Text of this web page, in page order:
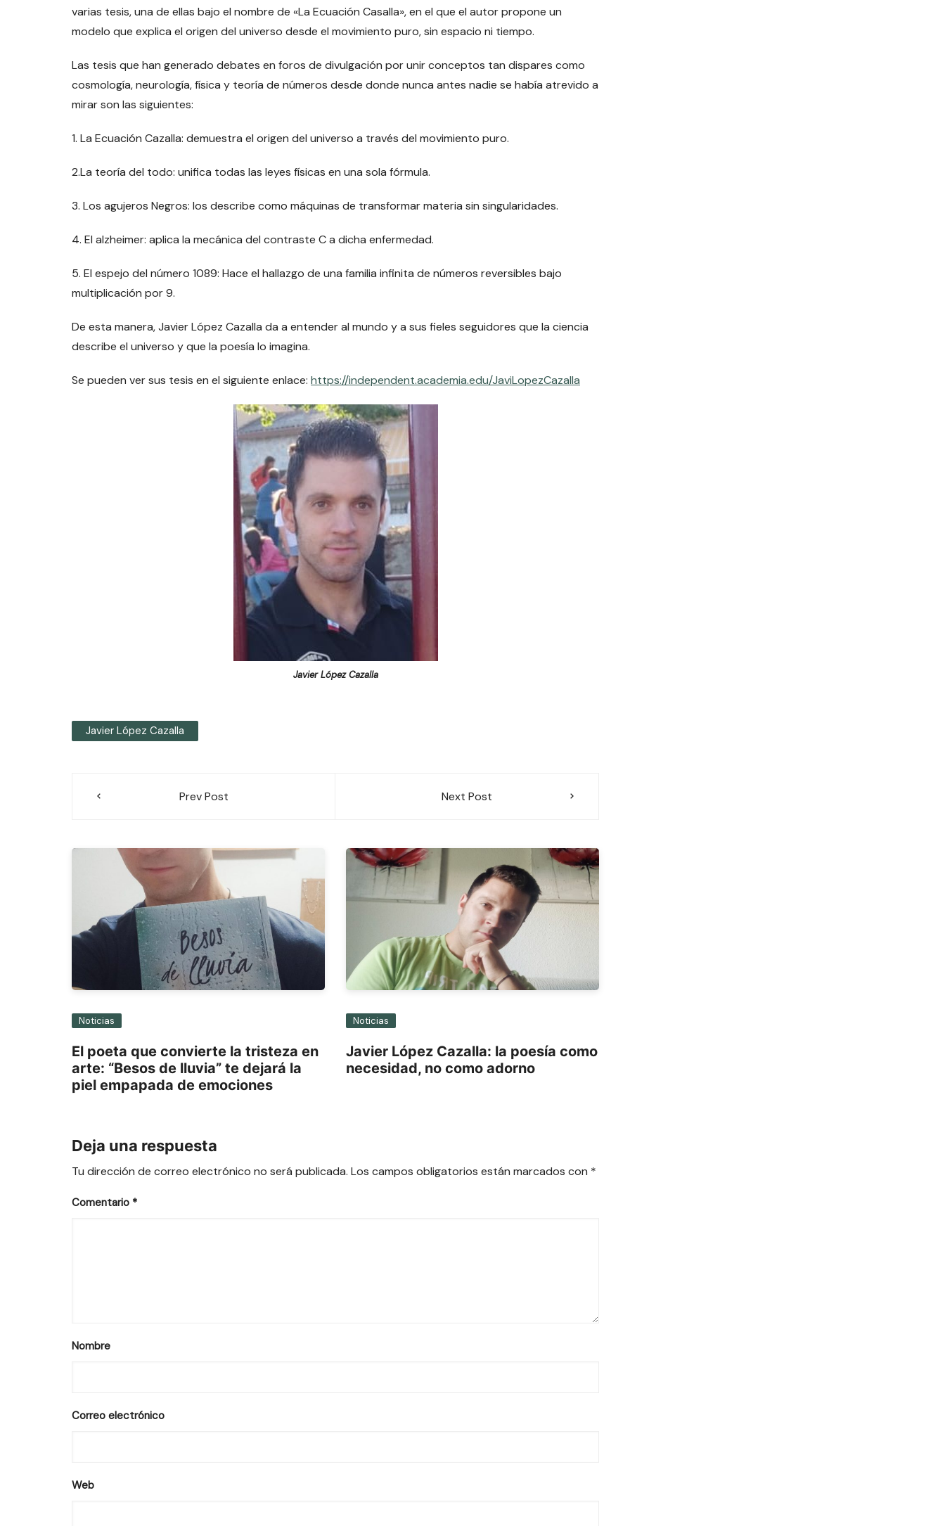
varias tesis, una de ellas bajo el nombre de «La Ecuación Casalla», en el que el autor propone un
modelo que explica el origen del universo desde el movimiento puro, sin espacio ni tiempo.
Las tesis que han generado debates en foros de divulgación por unir conceptos tan dispares como
cosmología, neurología, física y teoría de números desde donde nunca antes nadie se había atrevido a
mirar son las siguientes:
1. La Ecuación Cazalla: demuestra el origen del universo a través del movimiento puro.
2.La teoría del todo: unifica todas las leyes físicas en una sola fórmula.
3. Los agujeros Negros: los describe como máquinas de transformar materia sin singularidades.
4. El alzheimer: aplica la mecánica del contraste C a dicha enfermedad.
5. El espejo del número 1089: Hace el hallazgo de una familia infinita de números reversibles bajo
multiplicación por 9.
De esta manera, Javier López Cazalla da a entender al mundo y a sus fieles seguidores que la ciencia
describe el universo y que la poesía lo imagina.
Se pueden ver sus tesis en el siguiente enlace: https://independent.academia.edu/JaviLopezCazalla
Javier López Cazalla
Javier López Cazalla
NavegaciónPrev Post Next Post
Noticias
El poeta que convierte la tristeza en
arte: “Besos de lluvia” te dejará la
piel empapada de emociones
Noticias
Javier López Cazalla: la poesía como
necesidad, no como adorno
Deja una respuesta
Tu dirección de correo electrónico no será publicada. Los campos obligatorios están marcados con *
Comentario *
Nombre
Correo electrónico
Web